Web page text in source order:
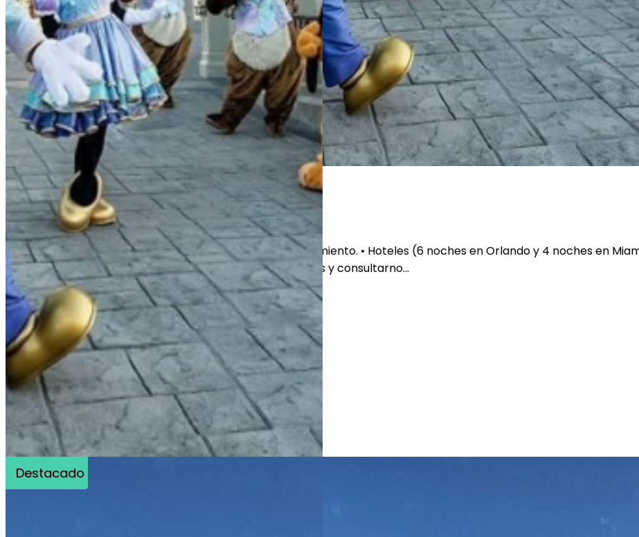
MIAMI & ORLANDO 11Dias10 Noches
Combiná playas, compras y parques!
• Volando desde Rosario a Miami. • 10 noches de alojamiento. • Hoteles (6 noches en Orlando y 4 noches en
Tickets a Disney y Universal. + No dudes en escribirnos y consultarno...
U$S 3.450
Ver más
Destacado